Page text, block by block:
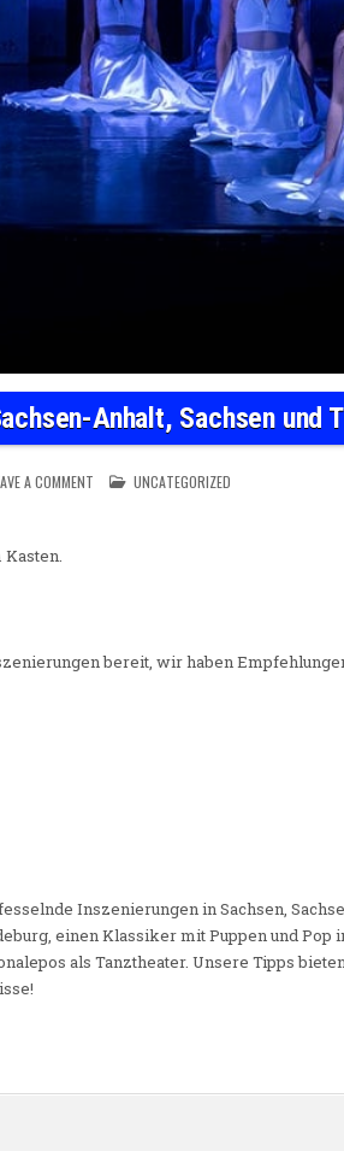
Anhalt, Sachsen und
A COMMENTON THEATER IM MÄRZ 2025: DIE
POSTED IN
UNCATEGORIZED
bereit, wir haben
Inszenierungen in Sachsen,
einen Klassiker mit Puppen und Pop
als Tanztheater. Unsere Tipps